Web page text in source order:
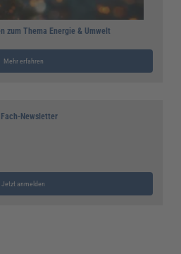
zum Thema Energie & Umwelt
Mehr erfahren
Fach-Newsletter
Jetzt anmelden